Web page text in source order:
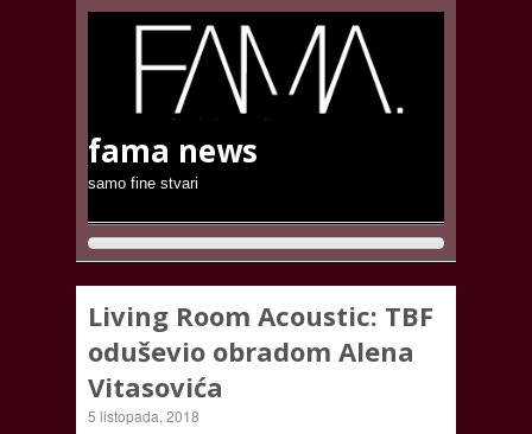
fama news
samo fine stvari
Living Room Acoustic: TBF
oduševio obradom Alena
Vitasovića
5 listopada, 2018